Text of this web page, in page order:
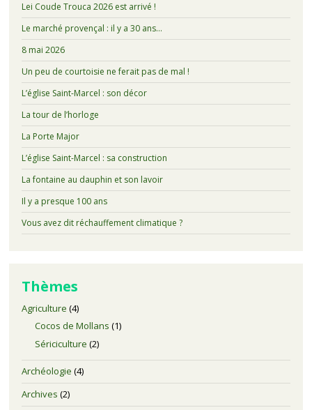
Lei Coude Trouca 2026 est arrivé !
Le marché provençal : il y a 30 ans…
8 mai 2026
Un peu de courtoisie ne ferait pas de mal !
L’église Saint-Marcel : son décor
La tour de l’horloge
La Porte Major
L’église Saint-Marcel : sa construction
La fontaine au dauphin et son lavoir
Il y a presque 100 ans
Vous avez dit réchauffement climatique ?
Thèmes
Agriculture (4)
Cocos de Mollans (1)
Sériciculture (2)
Archéologie (4)
Archives (2)